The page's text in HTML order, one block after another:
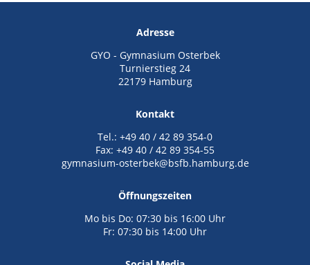
Adresse
GYO - Gymnasium Osterbek
Turnierstieg 24
22179 Hamburg
Kontakt
Tel.: +49 40 / 42 89 354-0
Fax: +49 40 / 42 89 354-55
gymnasium-osterbek@bsfb.hamburg.de
Öffnungszeiten
Mo bis Do: 07:30 bis 16:00 Uhr
Fr: 07:30 bis 14:00 Uhr